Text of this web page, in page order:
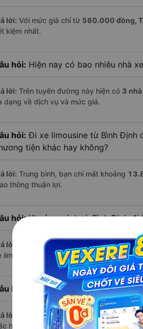
lời: Với mức giá chỉ từ 560.000 đồng,
kiệm nhất.
hỏi: Hiện nay có bao nhiêu nhà
lời: Trên tuyến đường này hiện có 3
dạng về dịch vụ và mức giá.
hỏi: Đi xe limousine từ Bình Định
tiện khác hay không?
lời: Trung bình, bạn chỉ mất khoảng
thông thuận lợi.
hỏi:Khoảng cách từ Bình Định đi
lời: Quãng đường từ Bình Định đến Hà
limousine thoải mái.
hỏi: Mỗi ngày có bao nhiêu
lời: Mỗi ngày có tới 10 chuyến
hãng nổi bật gồm:HK BUSLINES, Tân